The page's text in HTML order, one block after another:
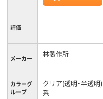
評価
メーカー 林製作所
カラーグ
ループ
クリア(透明・半透明)
系